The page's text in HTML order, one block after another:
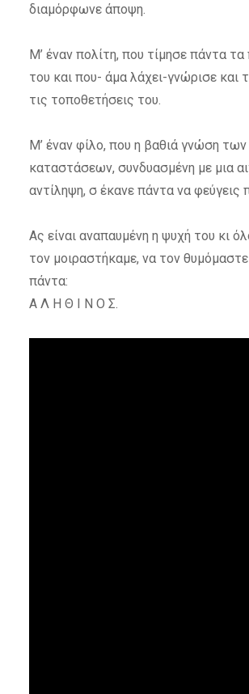
διαμόρφωνε άποψη.
Μ’ έναν πολίτη, που τίμησε πάντα τα
του και που- άμα λάχει-γνώρισε και
τις τοποθετήσεις του.
Μ’ έναν φίλο, που η βαθιά γνώση των
καταστάσεων, συνδυασμένη με μια
αντίληψη, σ έκανε πάντα να φεύγεις
Ας είναι αναπαυμένη η ψυχή του κι
τον μοιραστήκαμε, να τον
πάντα:
Α Λ Η Θ Ι Ν Ο Σ.